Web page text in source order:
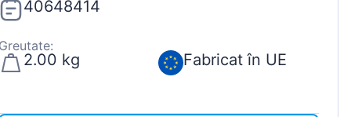
40648414
2.00 kg Fabricat în UE